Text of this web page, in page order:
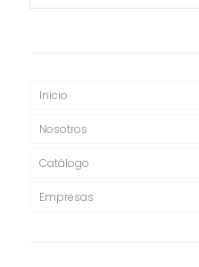
Inicio
Nosotros
Catálogo
Empresas